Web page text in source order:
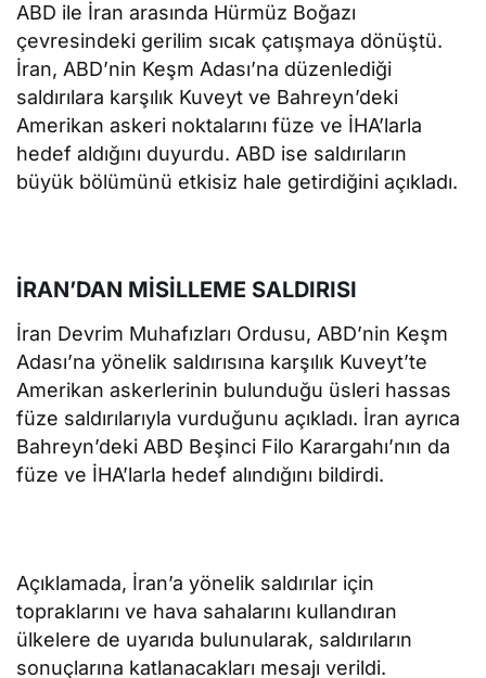
ABD ile İran arasında Hürmüz Boğazı
çevresindeki gerilim sıcak çatışmaya dönüştü.
İran, ABD’nin Keşm Adası’na düzenlediği
saldırılara karşılık Kuveyt ve Bahreyn’deki
Amerikan askeri noktalarını füze ve İHA’larla
hedef aldığını duyurdu. ABD ise saldırıların
büyük bölümünü etkisiz hale getirdiğini açıkladı.
İRAN’DAN MİSİLLEME SALDIRISI
İran Devrim Muhafızları Ordusu, ABD’nin Keşm
Adası’na yönelik saldırısına karşılık Kuveyt’te
Amerikan askerlerinin bulunduğu üsleri hassas
füze saldırılarıyla vurduğunu açıkladı. İran ayrıca
Bahreyn’deki ABD Beşinci Filo Karargahı’nın da
füze ve İHA’larla hedef alındığını bildirdi.
Açıklamada, İran’a yönelik saldırılar için
topraklarını ve hava sahalarını kullandıran
ülkelere de uyarıda bulunularak, saldırıların
sonuçlarına katlanacakları mesajı verildi.